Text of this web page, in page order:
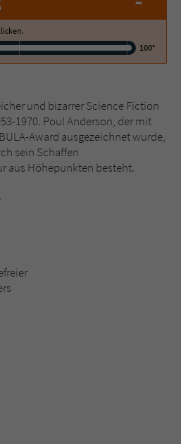
100°
und bizarrer Science Fiction
1970. Poul Anderson, der mit
Award ausgezeichnet wurde,
sein Schaffen
aus Höhepunkten besteht.
Medien GmbH & Co. KG
Kommentare einzelner Buchtitel
gewährleistet die
der Webseite mit dem
des Kontaktformulars zu